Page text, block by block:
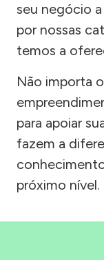
seu negócio
por nossas
temos a
Não importa
para apoiar
fazem a
próximo nível.